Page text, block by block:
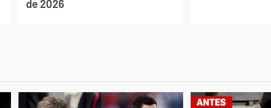
de 2026